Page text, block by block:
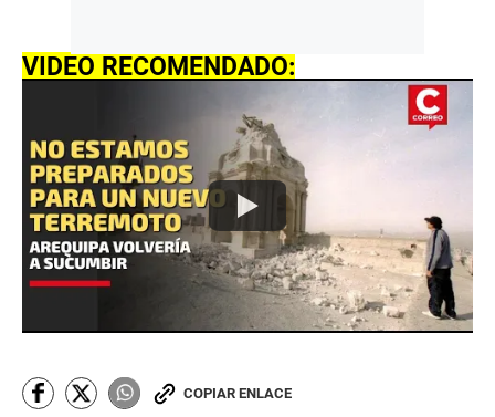
VIDEO RECOMENDADO:
COPIAR ENLACE